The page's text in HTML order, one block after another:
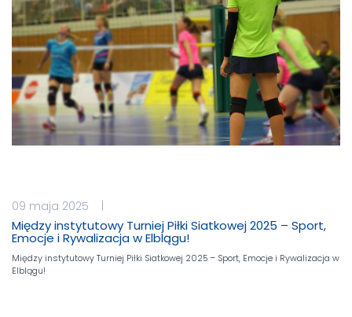
09 maja 2025 |
Między instytutowy Turniej Piłki Siatkowej 2025 – Sport,
Emocje i Rywalizacja w Elblągu!
Między instytutowy Turniej Piłki Siatkowej 2025 – Sport, Emocje i Rywalizacja w
Elblągu!